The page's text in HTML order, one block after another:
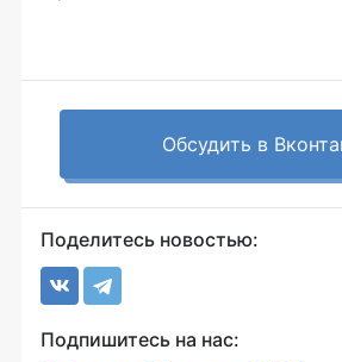
Обсудить в
Поделитесь новостью:
Подпишитесь на нас: